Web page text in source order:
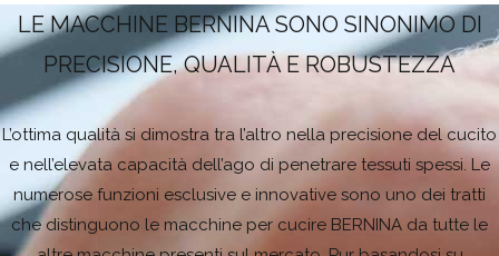
LE MACCHINE BERNINA SONO SINONIMO DI
PRECISIONE, QUALITÀ E ROBUSTEZZA
L’ottima qualità si dimostra tra l’altro nella precisione del cucito
e nell’elevata capacità dell’ago di penetrare tessuti spessi. Le
numerose funzioni esclusive e innovative sono uno dei tratti
che distinguono le macchine per cucire BERNINA da tutte le